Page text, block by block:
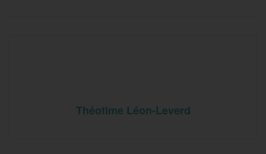
Théotime Léon-Leverd